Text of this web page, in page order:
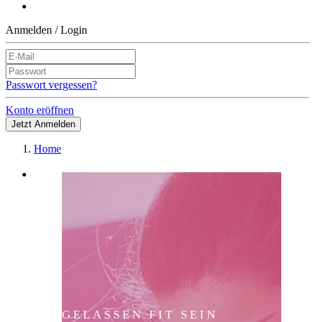
Anmelden / Login
Passwort vergessen?
Konto eröffnen
Jetzt Anmelden
Home
GELASSEN FIT SEIN